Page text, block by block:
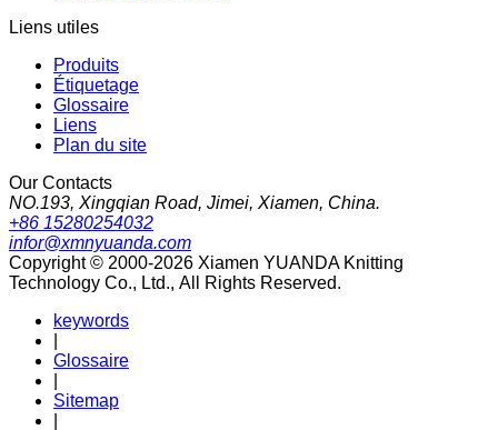
Liens utiles
Produits
Étiquetage
Glossaire
Liens
Plan du site
Our Contacts
NO.193, Xingqian Road, Jimei, Xiamen, China.
+86 15280254032
infor@xmnyuanda.com
Copyright © 2000-2026 Xiamen YUANDA Knitting
Technology Co., Ltd., All Rights Reserved.
keywords
Glossaire
Sitemap